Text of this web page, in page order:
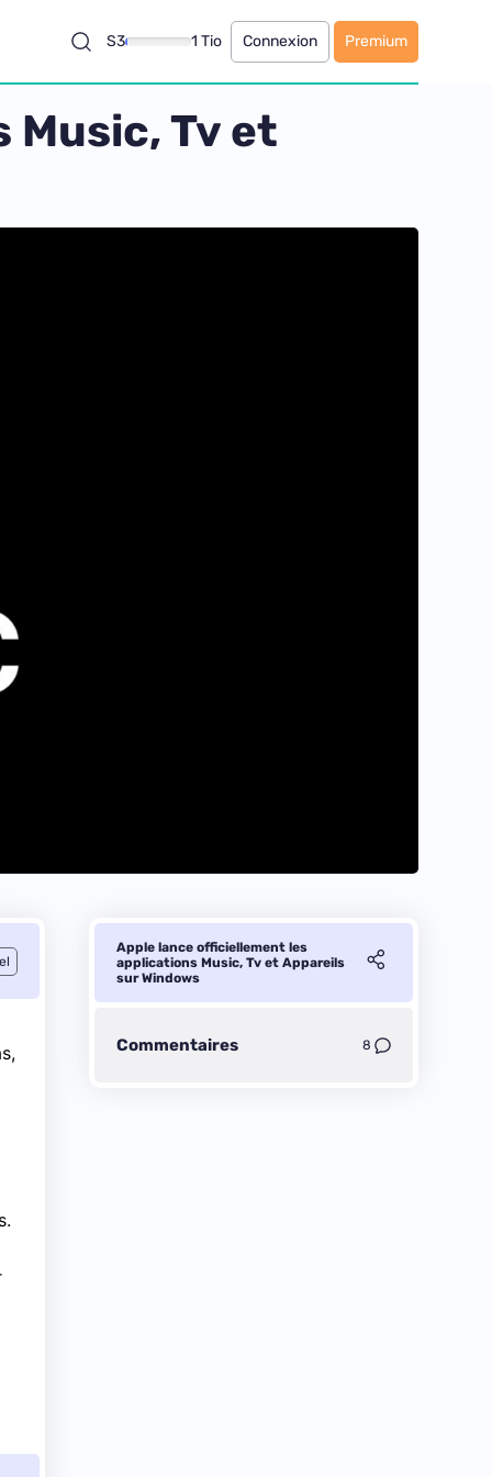
S3 1 Tio Connexion Premium
Tv et
Apple lance officiellement les
applications Music, Tv et Appareils
sur Windows
Commentaires 8